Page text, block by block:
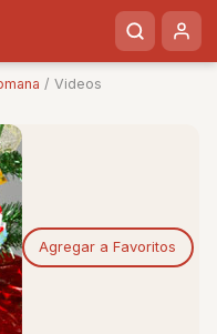
/ Videos
Agregar a Favoritos